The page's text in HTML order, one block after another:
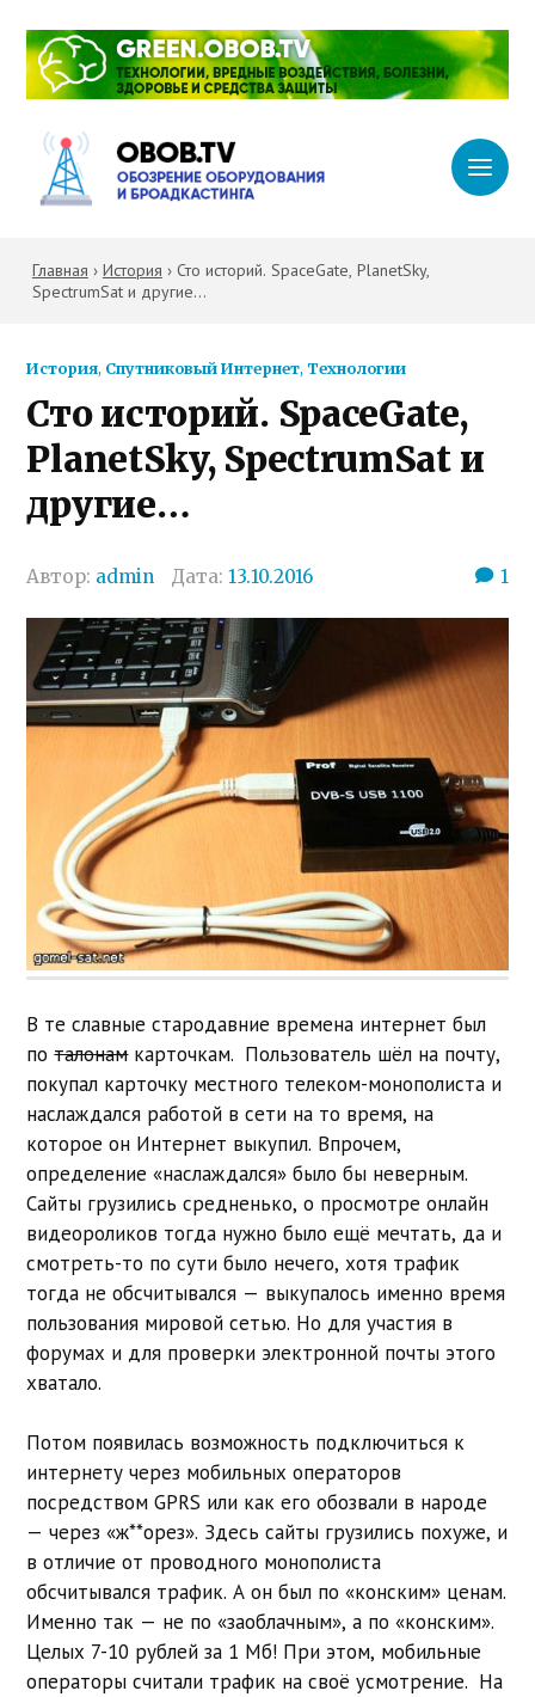
Главная › История › Сто историй. SpaceGate, PlanetSky,
SpectrumSat и другие…
История, Спутниковый Интернет, Технологии
Сто историй. SpaceGate,
PlanetSky, SpectrumSat и
другие…
Автор: admin Дата:13.10.2016 1
В те славные стародавние времена интернет был
поталонамкарточкам. Пользователь шёл на почту,
покупал карточку местного телеком-монополиста и
наслаждался работой в сети на то время, на
которое он Интернет выкупил. Впрочем,
определение «наслаждался» было бы неверным.
Сайты грузились средненько, о просмотре онлайн
видеороликов тогда нужно было ещё мечтать, да и
смотреть-то по сути было нечего, хотя трафик
тогда не обсчитывался — выкупалось именно время
пользования мировой сетью. Но для участия в
форумах и для проверки электронной почты этого
хватало.
Потом появилась возможность подключиться к
интернету через мобильных операторов
посредством GPRS или как его обозвали в народе
— через «ж**орез». Здесь сайты грузились похуже, и
в отличие от проводного монополиста
обсчитывался трафик. А он был по «конским» ценам.
Именно так — не по «заоблачным», а по «конским».
Целых 7-10 рублей за 1 Мб! При этом, мобильные
операторы считали трафик на своё усмотрение. На